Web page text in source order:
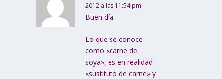
2012 a las 11:54 pm
Buen día.
Lo que se conoce
como «carne de
soya», es en realidad
«sustituto de carne» y